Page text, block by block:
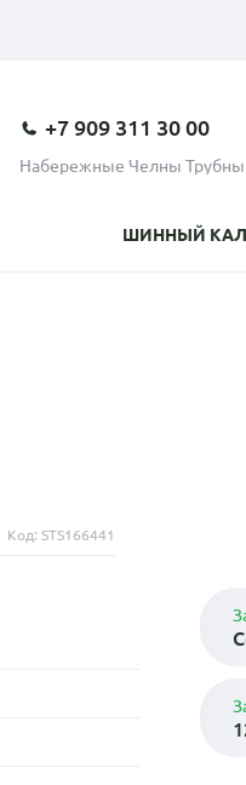
+7 909 311 30 00
Набережные Челны
ШИННЫЙ
Код: STS166441